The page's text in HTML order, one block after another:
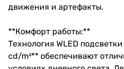
движения и артефакты.
**Комфорт работы:**
Технология WLED
cd/m²** обеспечивают